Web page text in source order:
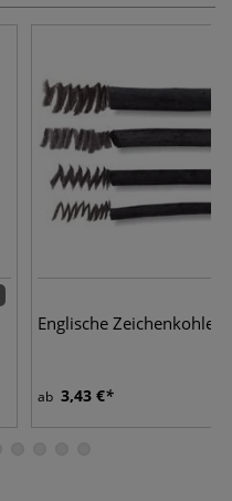
Englische Zeichenkohle
ab 3,43 €